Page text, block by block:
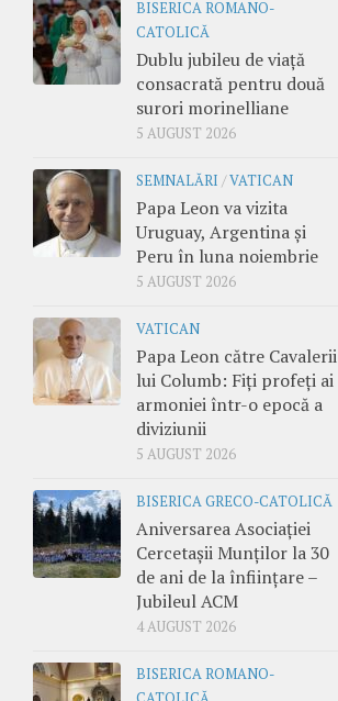
BISERICA ROMANO-
CATOLICĂ
Dublu jubileu de viață
consacrată pentru două
surori morinelliane
5 AUGUST 2026
SEMNALĂRI /VATICAN
Papa Leon va vizita
Uruguay, Argentina și
Peru în luna noiembrie
5 AUGUST 2026
VATICAN
Papa Leon către Cavalerii
lui Columb: Fiți profeți ai
armoniei într-o epocă a
diviziunii
5 AUGUST 2026
BISERICA GRECO-CATOLICĂ
Aniversarea Asociației
Cercetașii Munților la 30
de ani de la înființare –
Jubileul ACM
4 AUGUST 2026
BISERICA ROMANO-